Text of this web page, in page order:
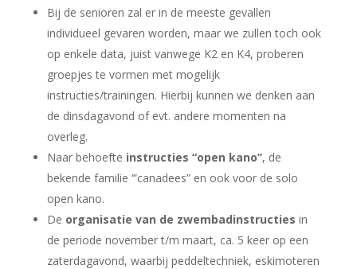
Bij de senioren zal er in de meeste gevallen
individueel gevaren worden, maar we zullen toch ook
op enkele data, juist vanwege K2 en K4, proberen
groepjes te vormen met mogelijk
instructies/trainingen. Hierbij kunnen we denken aan
de dinsdagavond of evt. andere momenten na
overleg.
Naar behoefte instructies “open kano”, de
bekende familie ‘”canadees” en ook voor de solo
open kano.
De organisatie van de zwembadinstructies in
de periode november t/m maart, ca. 5 keer op een
zaterdagavond, waarbij peddeltechniek, eskimoteren